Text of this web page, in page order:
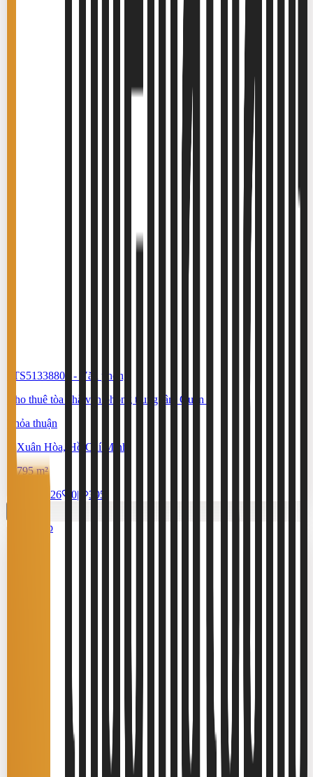
#TS51338806 -
Văn phòng
Cho thuê tòa nhà văn phòng trung tâm Quận 3
Thỏa thuận
Xuân Hòa, Hồ Chí Minh
795 m²
17/7/2026
0| 395
Cao cấp